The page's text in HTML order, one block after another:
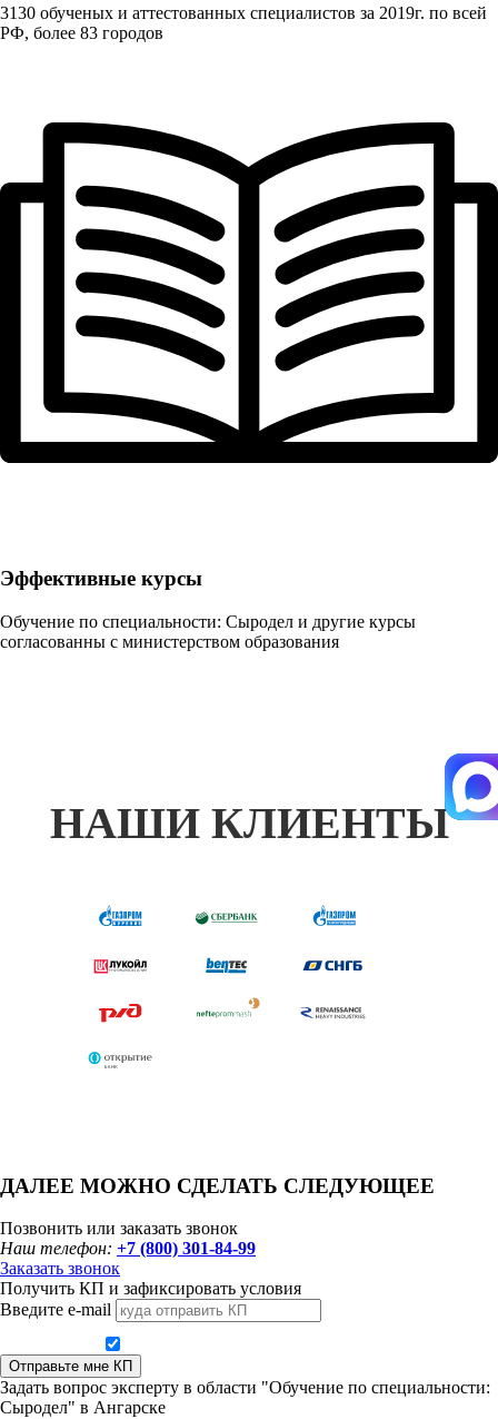
3130 обученых и аттестованных специалистов за 2019г. по всей
РФ, более 83 городов
Эффективные курсы
Обучение по специальности: Сыродел и другие курсы
согласованны с министерством образования
НАШИ КЛИЕНТЫ
ДАЛЕЕ МОЖНО СДЕЛАТЬ СЛЕДУЮЩЕЕ
Позвонить или заказать звонок
Наш телефон: +7 (800) 301-84-99
Заказать звонок
Получить КП и зафиксировать условия
Введите e-mail
Отправьте мне КП
Задать вопрос эксперту в области "Обучение по специальности:
Сыродел" в Ангарске